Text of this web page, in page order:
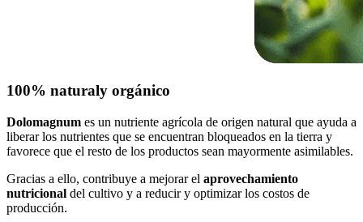
100% naturaly orgánico
Dolomagnum es un nutriente agrícola de origen natural que ayuda a
liberar los nutrientes que se encuentran bloqueados en la tierra y
favorece que el resto de los productos sean mayormente asimilables.
Gracias a ello, contribuye a mejorar el aprovechamiento
nutricional del cultivo y a reducir y optimizar los costos de
producción.